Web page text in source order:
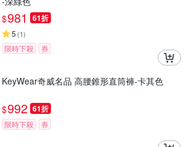
$981 61折
5 (1)
限時下殺 券
KeyWear奇威名品 高腰錐形直筒褲-卡其色
$992 61折
限時下殺 券